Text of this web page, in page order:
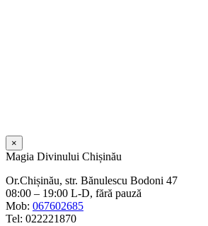
×
Magia Divinului Chișinău
Or.Chișinău, str. Bănulescu Bodoni 47
08:00 – 19:00 L-D, fără pauză
Mob: 067602685
Tel: 022221870